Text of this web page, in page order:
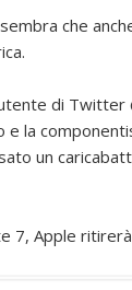
che
di Twitter
e la
un
7, Apple